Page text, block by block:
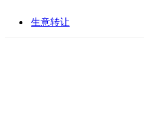
生意转让